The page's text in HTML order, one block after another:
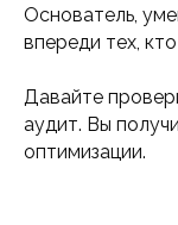
Основатель,
впереди тех,
Давайте
аудит. Вы
оптимизации.